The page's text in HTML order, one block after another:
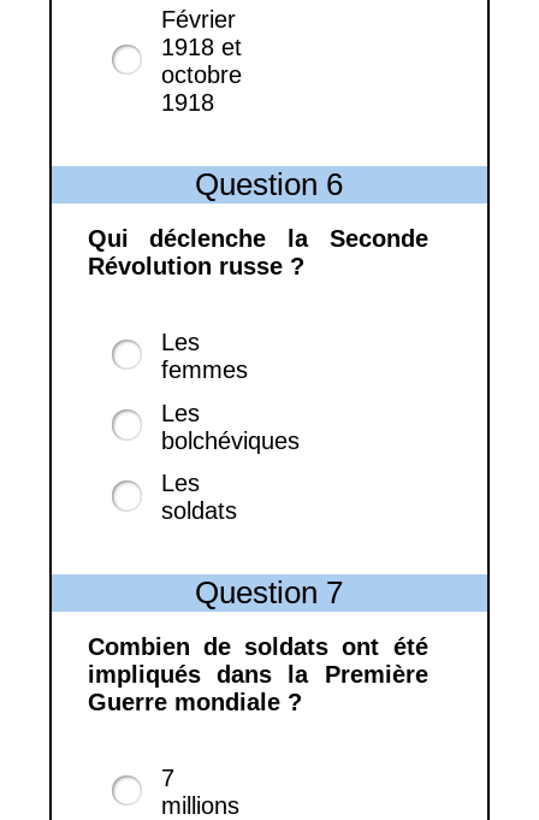
Février
1918 et
octobre
1918
Question 6
Qui déclenche la Seconde
Révolution russe ?
Les
femmes
Les
bolchéviques
Les
soldats
Question 7
Combien de soldats ont été
impliqués dans la Première
Guerre mondiale ?
7
millions